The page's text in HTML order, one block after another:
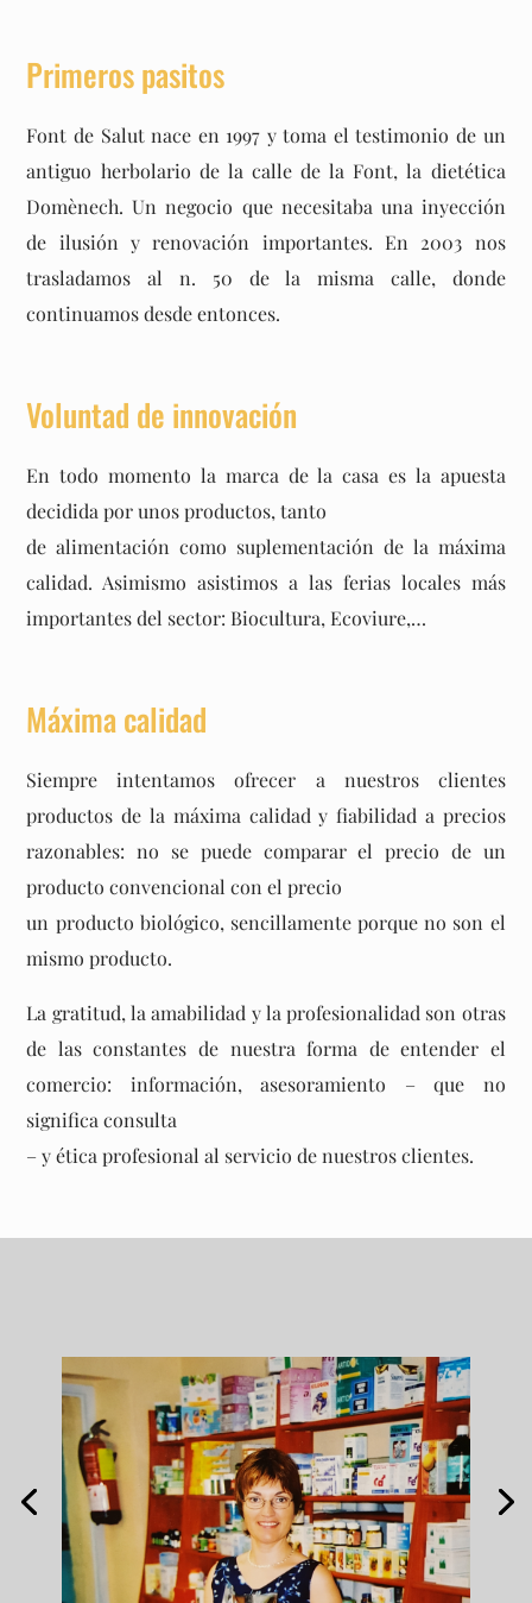
Primeros pasitos
Font de Salut nace en 1997 y toma el testimonio de un
antiguo herbolario de la calle de la Font, la dietética
Domènech. Un negocio que necesitaba una inyección
de ilusión y renovación importantes. En 2003 nos
trasladamos al n. 50 de la misma calle, donde
continuamos desde entonces.
Voluntad de innovación
En todo momento la marca de la casa es la apuesta
decidida por unos productos, tanto
de alimentación como suplementación de la máxima
calidad. Asimismo asistimos a las ferias locales más
importantes del sector: Biocultura, Ecoviure,…
Máxima calidad
Siempre intentamos ofrecer a nuestros clientes
productos de la máxima calidad y fiabilidad a precios
razonables: no se puede comparar el precio de un
producto convencional con el precio
un producto biológico, sencillamente porque no son el
mismo producto.
La gratitud, la amabilidad y la profesionalidad son otras
de las constantes de nuestra forma de entender el
comercio: información, asesoramiento – que no
significa consulta
– y ética profesional al servicio de nuestros clientes.